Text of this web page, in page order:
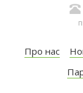
Про нас